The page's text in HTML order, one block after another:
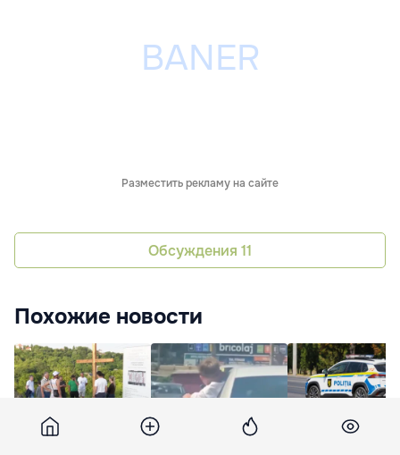
Разместить рекламу на сайте
Обсуждения 11
Похожие новости
Жители Кодру
В Дурлештах ребенок
В Дурлештах